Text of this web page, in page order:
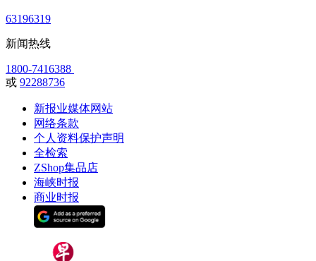
63196319
新闻热线
1800-7416388
或 92288736
新报业媒体网站
网络条款
个人资料保护声明
全检索
ZShop集品店
海峡时报
商业时报